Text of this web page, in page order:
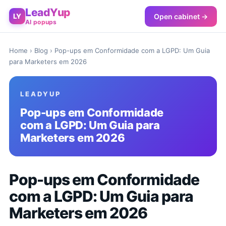
LY LeadYup
AI popups
Open cabinet →
Home › Blog › Pop-ups em Conformidade com a LGPD: Um Guia
para Marketers em 2026
LEADYUP
Pop-ups em Conformidade
com a LGPD: Um Guia para
Marketers em 2026
Pop-ups em Conformidade
com a LGPD: Um Guia para
Marketers em 2026